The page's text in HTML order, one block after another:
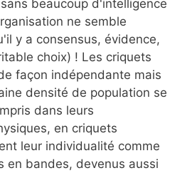
beaucoup d'intelligence
ne semble
y a consensus, évidence,
choix) ! Les criquets
façon indépendante mais
densité de population se
dans leurs
en criquets
leur individualité comme
en bandes, devenus aussi